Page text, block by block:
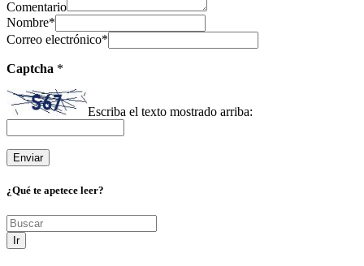
Comentario
Nombre*
Correo electrónico*
Captcha *
Escriba el texto mostrado arriba:
¿Qué te apetece leer?
Ir